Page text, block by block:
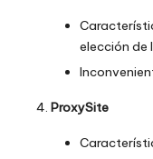
elección de
ProxySite